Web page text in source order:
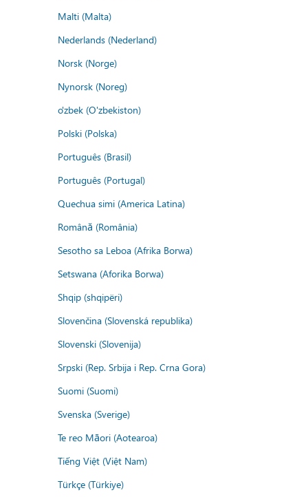
Malti (Malta)
Nederlands (Nederland)
Norsk (Norge)
Nynorsk (Noreg)
o'zbek (O'zbekiston)
Polski (Polska)
Português (Brasil)
Português (Portugal)
Quechua simi (America Latina)
Română (România)
Sesotho sa Leboa (Afrika Borwa)
Setswana (Aforika Borwa)
Shqip (shqipëri)
Slovenčina (Slovenská republika)
Slovenski (Slovenija)
Srpski (Rep. Srbija i Rep. Crna Gora)
Suomi (Suomi)
Svenska (Sverige)
Te reo Māori (Aotearoa)
Tiếng Việt (Việt Nam)
Türkçe (Türkiye)